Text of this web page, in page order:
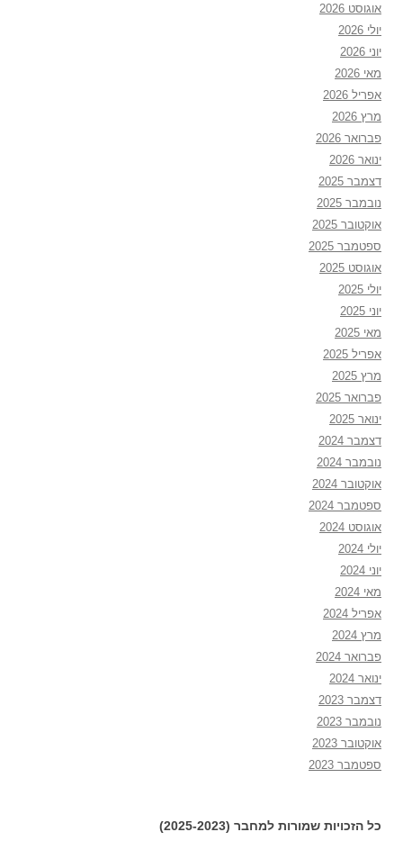
אוגוסט 2026
יולי 2026
יוני 2026
מאי 2026
אפריל 2026
מרץ 2026
פברואר 2026
ינואר 2026
דצמבר 2025
נובמבר 2025
אוקטובר 2025
ספטמבר 2025
אוגוסט 2025
יולי 2025
יוני 2025
מאי 2025
אפריל 2025
מרץ 2025
פברואר 2025
ינואר 2025
דצמבר 2024
נובמבר 2024
אוקטובר 2024
ספטמבר 2024
אוגוסט 2024
יולי 2024
יוני 2024
מאי 2024
אפריל 2024
מרץ 2024
פברואר 2024
ינואר 2024
דצמבר 2023
נובמבר 2023
אוקטובר 2023
ספטמבר 2023
כל הזכויות שמורות למחבר (2025-2023)